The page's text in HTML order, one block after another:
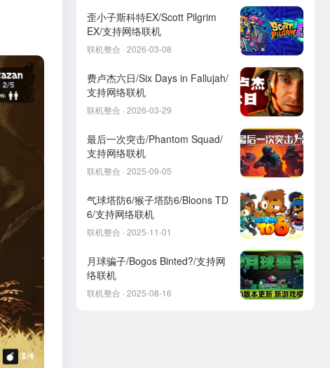
歪小子斯科特EX/Scott Pilgrim
EX/支持网络联机
联机整合 · 2026-03-08
费卢杰六日/Six Days in Fallujah/
支持网络联机
联机整合 · 2026-03-29
最后一次突击/Phantom Squad/
支持网络联机
联机整合 · 2025-09-05
气球塔防6/猴子塔防6/Bloons TD
6/支持网络联机
联机整合 · 2025-11-01
月球骗子/Bogos Binted?/支持网
络联机
联机整合 · 2025-08-16